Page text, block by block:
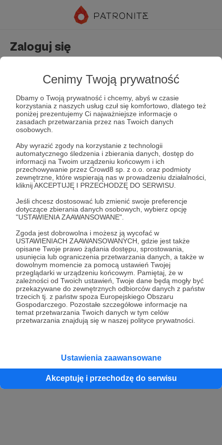
Cenimy Twoją prywatność
Dbamy o Twoją prywatność i chcemy, abyś w czasie
korzystania z naszych usług czuł się komfortowo, dlatego też
poniżej prezentujemy Ci najważniejsze informacje o
zasadach przetwarzania przez nas Twoich danych
osobowych.
Aby wyrazić zgody na korzystanie z technologii
automatycznego śledzenia i zbierania danych, dostęp do
informacji na Twoim urządzeniu końcowym i ich
przechowywanie przez Crowd8 sp. z o.o. oraz podmioty
zewnętrzne, które wspierają nas w prowadzeniu działalności,
kliknij AKCEPTUJĘ I PRZECHODZĘ DO SERWISU.
Jeśli chcesz dostosować lub zmienić swoje preferencje
dotyczące zbierania danych osobowych, wybierz opcję
"USTAWIENIA ZAAWANSOWANE".
Zgoda jest dobrowolna i możesz ją wycofać w
USTAWIENIACH ZAAWANSOWANYCH, gdzie jest także
opisane Twoje prawo żądania dostępu, sprostowania,
usunięcia lub ograniczenia przetwarzania danych, a także w
dowolnym momencie za pomocą ustawień Twojej
przeglądarki w urządzeniu końcowym. Pamiętaj, że w
zależności od Twoich ustawień, Twoje dane będą mogły być
przekazywane do zewnętrznych odbiorców danych z państw
trzecich tj. z państw spoza Europejskiego Obszaru
Gospodarczego. Pozostałe szczegółowe informacje na
temat przetwarzania Twoich danych w tym celów
przetwarzania znajdują się w naszej polityce prywatności.
Ustawienia zaawansowane
Akceptuję i przechodzę do serwisu
Zaloguj się
Zapamiętaj mnie Zapomniałeś hasła?
Zaloguj
lub
Kontynuuj z Google
Kontynuuj z Facebook
Kontynuuj z Apple
konta przez osobę niepełnoletnią” dostępny w regulaminie Patronite.pl